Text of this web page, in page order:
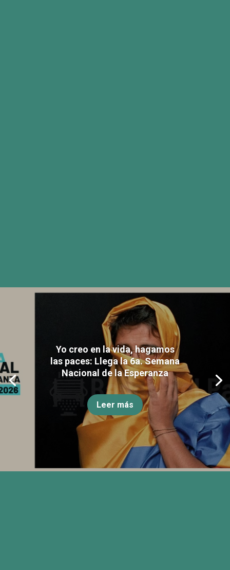
Yo creo en la vida, hagamos
las paces: Llega la 6a. Semana
Nacional de la Esperanza
Leer más